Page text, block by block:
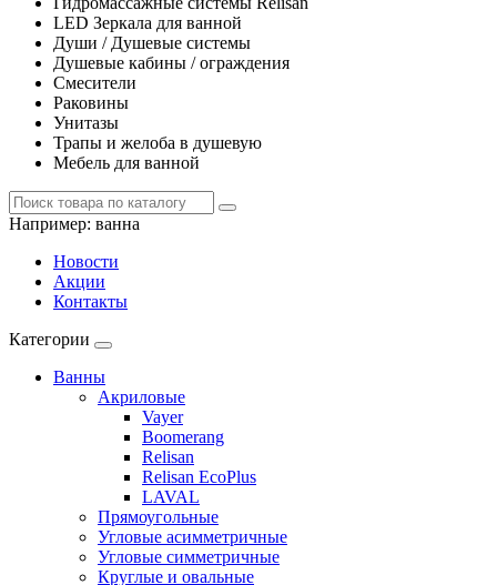
LED Зеркала для ванной
Души / Душевые системы
Душевые кабины / ограждения
Смесители
Раковины
Унитазы
Трапы и желоба в душевую
Мебель для ванной
Например: ванна
Новости
Акции
Контакты
Категории
Ванны
Акриловые
Vayer
Boomerang
Relisan
Relisan EcoPlus
LAVAL
Прямоугольные
Угловые асимметричные
Угловые симметричные
Круглые и овальные